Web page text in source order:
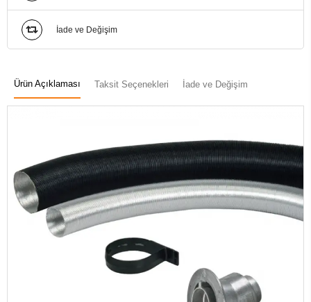
İade ve Değişim
Ürün Açıklaması Taksit Seçenekleri İade ve Değişim